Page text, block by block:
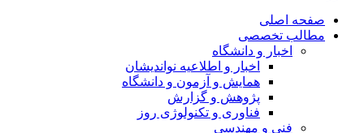
صفحه اصلی
مطالب تخصصی
اخبار و دانشگاه
اخبار و اطلاعیه نواندیشان
همایش و آزمون و دانشگاه
پژوهش و گزارش
فناوری و تکنولوژی روز
فنی و مهندسی